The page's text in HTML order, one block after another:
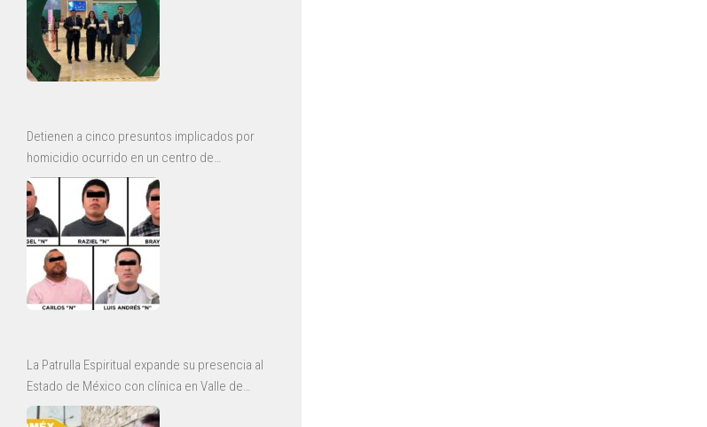
Detienen a cinco presuntos implicados por
homicidio ocurrido en un centro de
rehabilitación de Ecatepec
La Patrulla Espiritual expande su presencia al
Estado de México con clínica en Valle de
Chalco y jornadas de rescate en Ecatepec